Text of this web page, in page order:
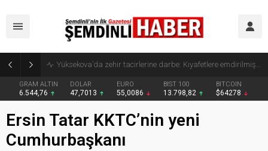
Yüksekova’da zehir tacirlerine darbe: Kıyafetlere emdirilmiş 13 kilo metamfetamin ele geçirildi
GRAM ALTIN
6.544,76
DOLAR
47,7013
EURO
55,0086
BIST 100
13.798,82
BITCOIN
$64278
Ersin Tatar KKTC’nin yeni
Cumhurbaşkanı